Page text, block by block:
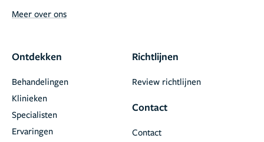
Meer over ons
Ontdekken
Behandelingen
Klinieken
Specialisten
Ervaringen
Richtlijnen
Review richtlijnen
Contact
Contact